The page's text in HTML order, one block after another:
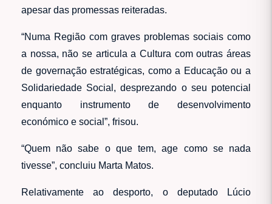
apesar das promessas reiteradas.
“Numa Região com graves problemas sociais como
a nossa, não se articula a Cultura com outras áreas
de governação estratégicas, como a Educação ou a
Solidariedade Social, desprezando o seu potencial
enquanto instrumento de desenvolvimento
económico e social”, frisou.
“Quem não sabe o que tem, age como se nada
tivesse”, concluiu Marta Matos.
Relativamente ao desporto, o deputado Lúcio